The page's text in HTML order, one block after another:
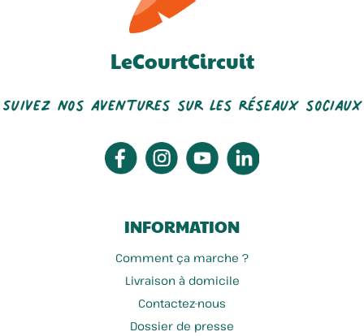
LeCourtCircuit
Suivez nos aventures sur les réseaux sociaux
INFORMATION
Comment ça marche ?
Livraison à domicile
Contactez-nous
Dossier de presse